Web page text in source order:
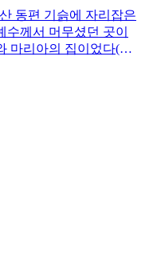
동편 기슭에 자리잡은
수께서 머무셨던 곳이
마리아의 집이었다(요